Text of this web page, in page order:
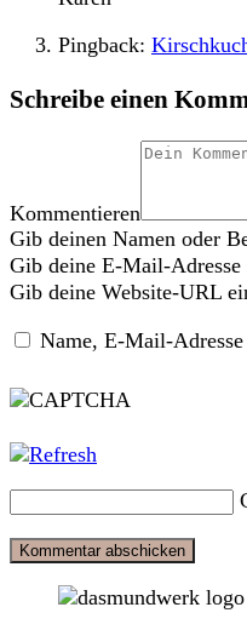
Pingback:
Schreibe einen
Kommentieren
Gib deinen Namen oder
Gib deine E-Mail-
Gib deine Website-URL
Name, E-Mail-